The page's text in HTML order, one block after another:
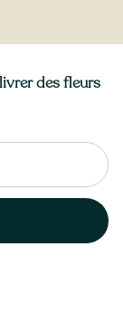
des fleurs